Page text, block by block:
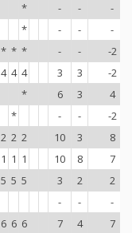
* - - -
* - - -
* * * - - -2
4 4 4 3 3 -2
* 6 3 4
* - - -2
2 2 2 10 3 8
1 1 1 10 8 7
5 5 5 3 2 2
- - -
6 6 6 7 4 7